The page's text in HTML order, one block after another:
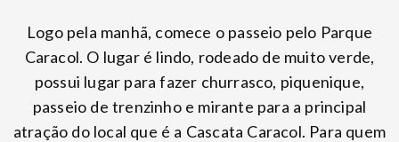
Logo pela manhã, comece o passeio pelo Parque
Caracol. O lugar é lindo, rodeado de muito verde,
possui lugar para fazer churrasco, piquenique,
passeio de trenzinho e mirante para a principal
atração do local que é a Cascata Caracol. Para quem